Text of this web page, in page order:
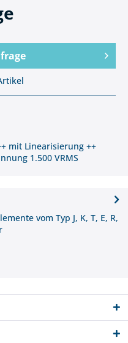
mit Linearisierung ++
1.500 VRMS
vom Typ J, K, T, E, R,